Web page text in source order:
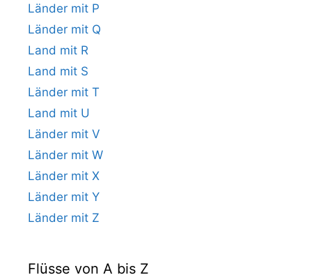
Länder mit P
Länder mit Q
Land mit R
Land mit S
Länder mit T
Land mit U
Länder mit V
Länder mit W
Länder mit X
Länder mit Y
Länder mit Z
Flüsse von A bis Z